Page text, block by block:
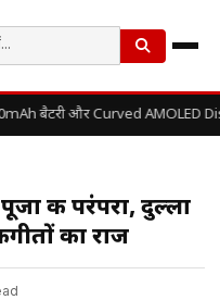
बैटरी और Curved AMOLED
की परंपरा, दुल्ला
का राज